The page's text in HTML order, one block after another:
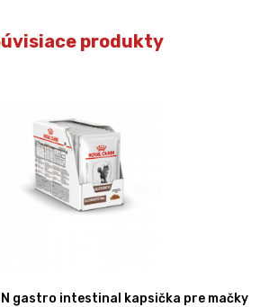
produkty
gastro intestinal kapsička pre mačky